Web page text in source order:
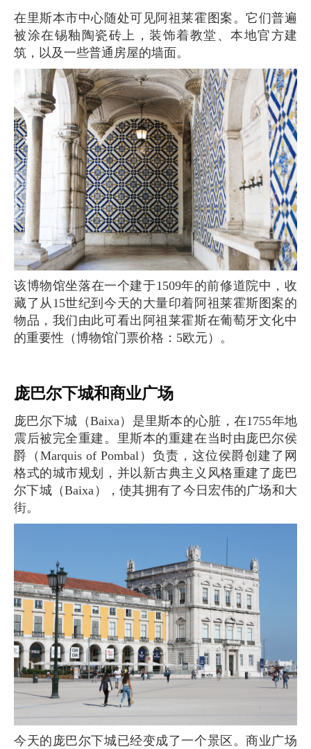
在里斯本市中心随处可见阿祖莱霍图案。它们普遍
被涂在锡釉陶瓷砖上，装饰着教堂、本地官方建
筑，以及一些普通房屋的墙面。
该博物馆坐落在一个建于1509年的前修道院中，收
藏了从15世纪到今天的大量印着阿祖莱霍斯图案的
物品，我们由此可看出阿祖莱霍斯在葡萄牙文化中
的重要性（博物馆门票价格：5欧元）。
庞巴尔下城和商业广场
庞巴尔下城（Baixa）是里斯本的心脏，在1755年地
震后被完全重建。里斯本的重建在当时由庞巴尔侯
爵（Marquis of Pombal）负责，这位侯爵创建了网
格式的城市规划，并以新古典主义风格重建了庞巴
尔下城（Baixa），使其拥有了今日宏伟的广场和大
街。
今天的庞巴尔下城已经变成了一个景区。商业广场